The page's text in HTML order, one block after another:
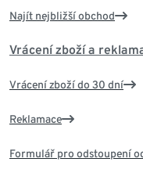
Najít nejbližší obchod
Vrácení zboží a
Vrácení zboží do 30 dní
Reklamace
Formulář pro odstoupení